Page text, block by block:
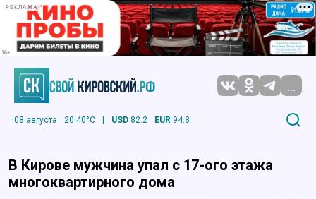
РЕКЛАМА
...
08 августа 20.40°C | USD 82.2 EUR 94.8
В Кирове мужчина упал с 17-ого этажа
многоквартирного дома